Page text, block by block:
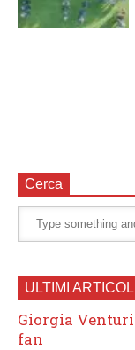
Cerca
ULTIMI ARTICOLI
Giorgia
fan